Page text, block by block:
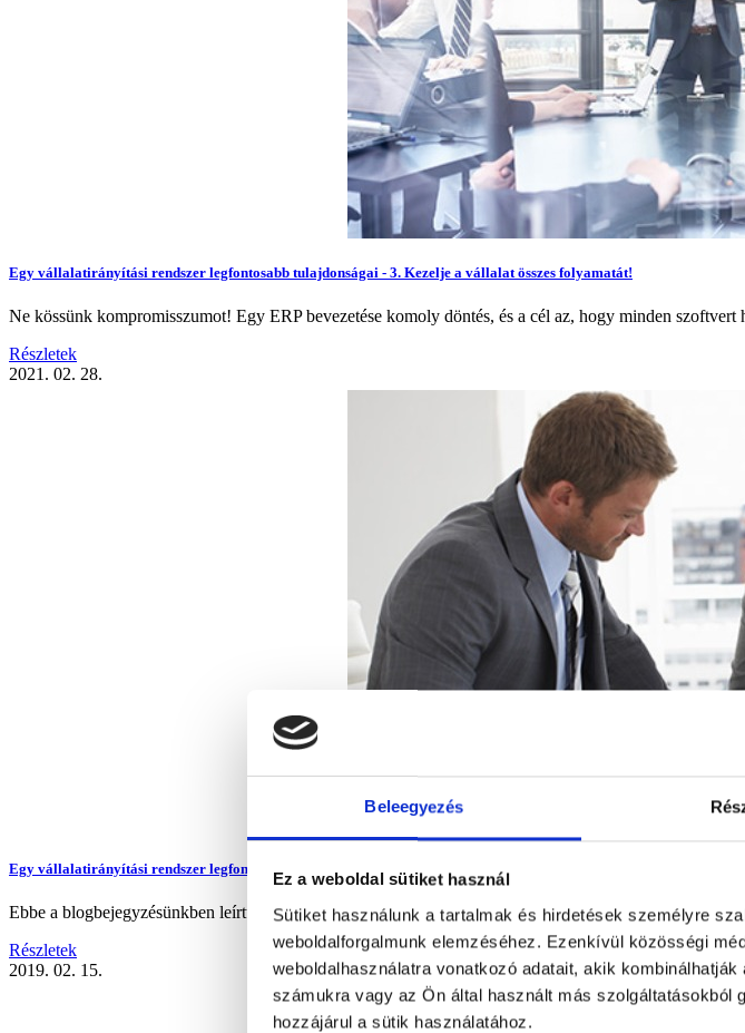
Beleegyezés
Ez a weboldal sütiket használ
Sütiket használunk a tartalmak és hirdetések személyre
weboldalforgalmunk elemzéséhez. Ezenkívül közösségi
weboldalhasználatra vonatkozó adatait, akik
számukra vagy az Ön által használt más szolgáltatásokból
hozzájárul a sütik használatához.
Egy vállalatirányítási rendszer legfontosabb tulajdonságai - 3. Kezelje a vállalat összes folyamatát!
Ne kössünk kompromisszumot! Egy ERP bevezetése komoly döntés, és a cél az, hogy minden szoftvert
Részletek
2021. 02. 28.
Egy vállalatirányítási rendszer legfontosabb tulajdonságai - 2. Legyen testreszabható!
Ebbe a blogbejegyzésünkben leírtuk, hogy mi a különbség egy dobozos és egy testreszabható ERP
Részletek
2019. 02. 15.